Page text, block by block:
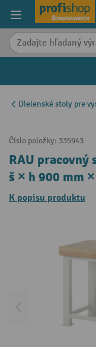
content
Dielenské stoly pre
Číslo položky: 335943
RAU pracovný
š × h 900 mm
K popisu produktu